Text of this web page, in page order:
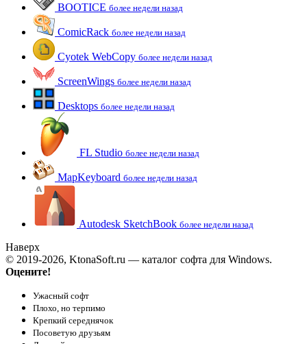
BOOTICE более недели назад
ComicRack более недели назад
Cyotek WebCopy более недели назад
ScreenWings более недели назад
Desktops более недели назад
FL Studio более недели назад
MapKeyboard более недели назад
Autodesk SketchBook более недели назад
Наверх
© 2019-2026, KtonaSoft.ru — каталог софта для Windows.
Оцените!
Ужасный софт
Плохо, но терпимо
Крепкий середнячок
Посоветую друзьям